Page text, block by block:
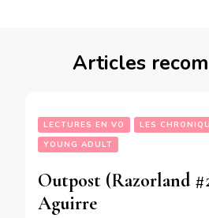
Articles
LECTURES EN VO
LES
YOUNG ADULT
Outpost (Razorland
Aguirre